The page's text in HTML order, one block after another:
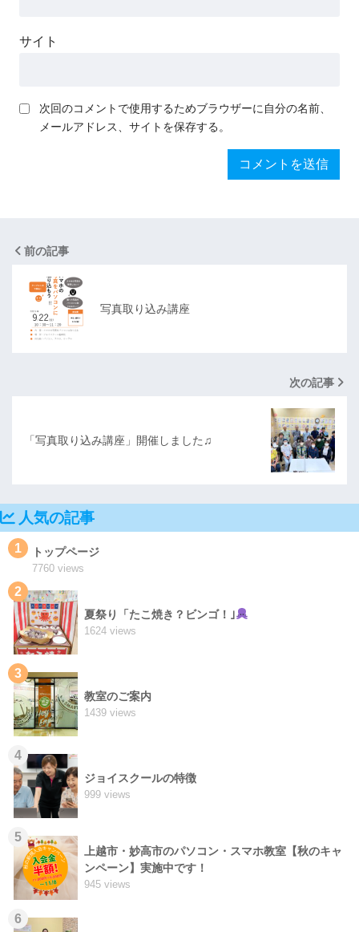
サイト
次回のコメントで使用するためブラウザーに自分の名前、
メールアドレス、サイトを保存する。
前の記事
写真取り込み講座
次の記事
「写真取り込み講座」開催しました♫
人気の記事
1 トップページ
7760 views
2
夏祭り「たこ焼き？ビンゴ！｣
1624 views
3
教室のご案内
1439 views
4
ジョイスクールの特徴
999 views
5
上越市・妙高市のパソコン・スマホ教室【秋のキャ
ンペーン】実施中です！
945 views
6